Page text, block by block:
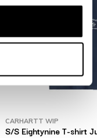
CARHARTT WIP
S/S Eightynine T-shirt